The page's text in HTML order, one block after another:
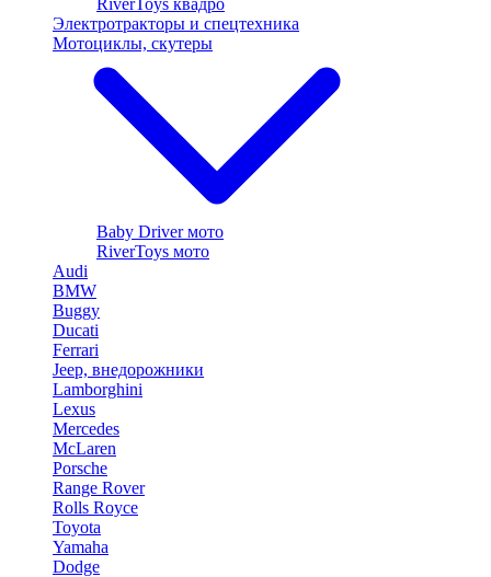
RiverToys квадро
Электротракторы и спецтехника
Мотоциклы, скутеры
Baby Driver мото
RiverToys мото
Audi
BMW
Buggy
Ducati
Ferrari
Jeep, внедорожники
Lamborghini
Lexus
Mercedes
McLaren
Porsche
Range Rover
Rolls Royce
Toyota
Yamaha
Dodge